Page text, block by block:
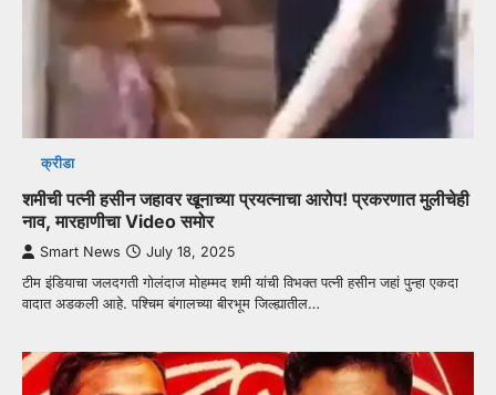
क्रीडा
शमीची पत्नी हसीन जहावर खूनाच्या प्रयत्नाचा आरोप! प्रकरणात मुलीचेही
नाव, मारहाणीचा Video समोर
Smart News July 18, 2025
टीम इंडियाचा जलदगती गोलंदाज मोहम्मद शमी यांची विभक्त पत्नी हसीन जहां पुन्हा एकदा
वादात अडकली आहे. पश्चिम बंगालच्या बीरभूम जिल्ह्यातील…